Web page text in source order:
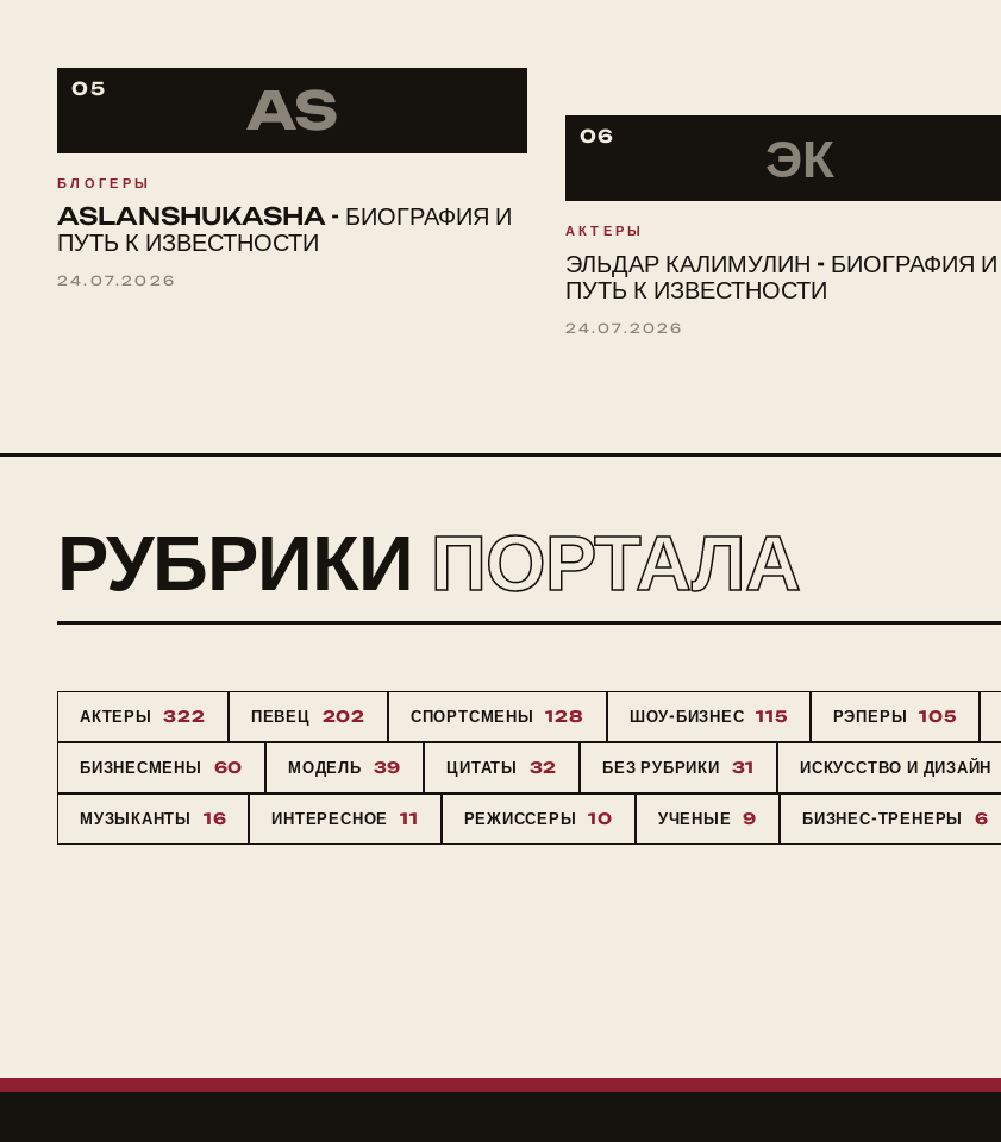
05 AS
БЛОГЕРЫ
ASLANSHUKASHA - БИОГРАФИЯ И
ПУТЬ К ИЗВЕСТНОСТИ
24.07.2026
06 ЭК
АКТЕРЫ
ЭЛЬДАР КАЛИМУЛИН - БИОГРАФИЯ И
ПУТЬ К ИЗВЕСТНОСТИ
24.07.2026
РУБРИКИ ПОРТАЛА
АКТЕРЫ 322 ПЕВЕЦ 202 СПОРТСМЕНЫ 128 ШОУ-БИЗНЕС 115 РЭПЕРЫ 105
БИЗНЕСМЕНЫ 60 МОДЕЛЬ 39 ЦИТАТЫ 32 БЕЗ РУБРИКИ 31 ИСКУССТВО И ДИЗАЙН
МУЗЫКАНТЫ 16 ИНТЕРЕСНОЕ 11 РЕЖИССЕРЫ 10 УЧЕНЫЕ 9 БИЗНЕС-ТРЕНЕРЫ 6